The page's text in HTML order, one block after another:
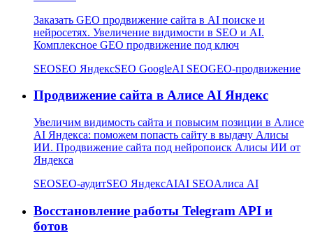
Заказать GEO продвижение сайта в AI поиске и
нейросетях. Увеличение видимости в SEO и AI.
Комплексное GEO продвижение под ключ
SEOSEO ЯндексSEO GoogleAI SEOGEO-продвижение
Продвижение сайта в Алисе AI Яндекс
Увеличим видимость сайта и повысим позиции в Алисе
AI Яндекса: поможем попасть сайту в выдачу Алисы
ИИ. Продвижение сайта под нейропоиск Алисы ИИ от
Яндекса
SEOSEO-аудитSEO ЯндексAIAI SEOАлиса AI
Восстановление работы Telegram API и
ботов